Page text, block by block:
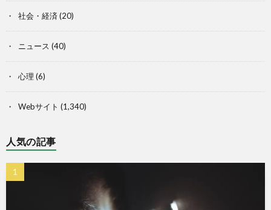
社会・経済 (20)
ニュース (40)
心理 (6)
Webサイト (1,340)
人気の記事